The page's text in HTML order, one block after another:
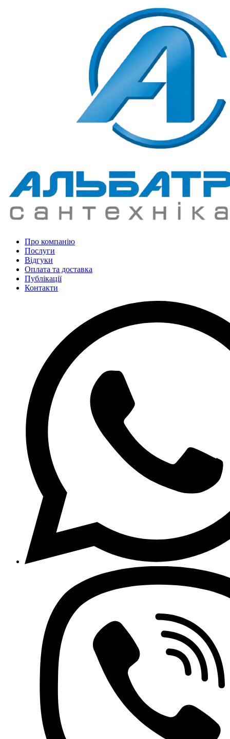
Про компанію
Послуги
Відгуки
Оплата та доставка
Публікації
Контакти